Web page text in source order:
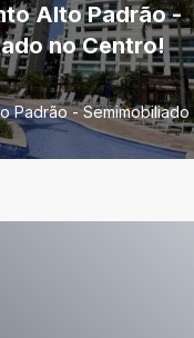
Alto Padrão -
no Centro!
Padrão -